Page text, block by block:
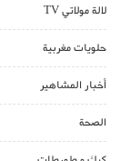
لالة مولاتي TV
حلويات مغربية
أخبار المشاهير
الصحة